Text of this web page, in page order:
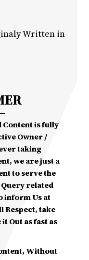
Written in
is fully
Owner /
taking
we are just a
to serve the
related
inform Us at
Respect, take
Out as fast as
Without